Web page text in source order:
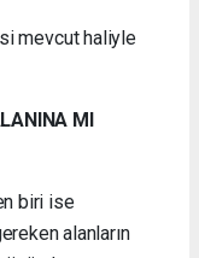
mevcut haliyle
MI
biri ise
alanların